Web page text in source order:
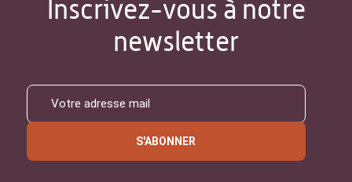
Inscrivez-vous à notre
newsletter
S'ABONNER